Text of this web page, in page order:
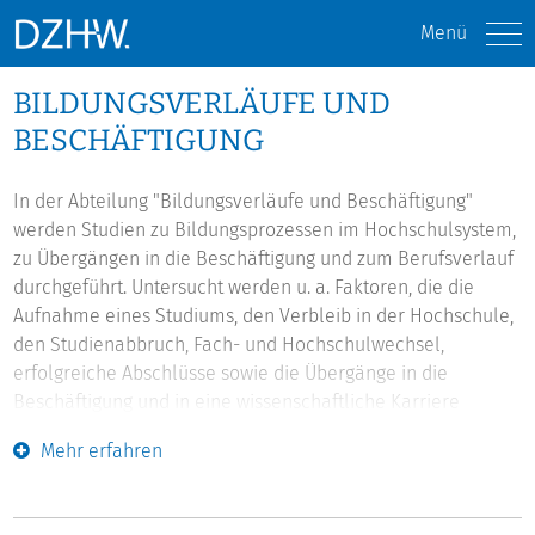
Menü
BILDUNGSVERLÄUFE UND
BESCHÄFTIGUNG
In der Abteilung "Bildungsverläufe und Beschäftigung"
werden Studien zu Bildungsprozessen im Hochschulsystem,
zu Übergängen in die Beschäftigung und zum Berufsverlauf
durchgeführt. Untersucht werden u. a. Faktoren, die die
Aufnahme eines Studiums, den Verbleib in der Hochschule,
den Studienabbruch, Fach- und Hochschulwechsel,
erfolgreiche Abschlüsse sowie die Übergänge in die
Beschäftigung und in eine wissenschaftliche Karriere
allem die Analyse der Bedingungen von Bildungs- und
Individuen und Gesellschaft.
Mehr erfahren